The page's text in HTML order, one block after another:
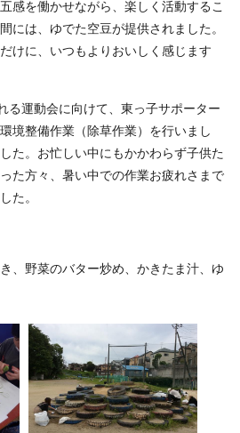
感を働かせながら、楽しく活動するこ
には、ゆでた空豆が提供されました。
けに、いつもよりおいしく感じます
る運動会に向けて、東っ子サポーター
境整備作業（除草作業）を行いまし
た。お忙しい中にもかかわらず子供た
た方々、暑い中での作業お疲れさまで
た。
、野菜のバター炒め、かきたま汁、ゆ